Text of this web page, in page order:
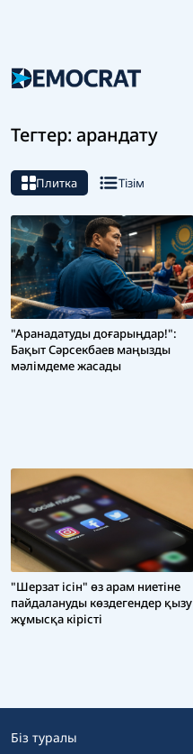
Тегтер: арандату
Плитка Тізім
"Аранадатуды доғарыңдар!":
Бақыт Сәрсекбаев маңызды
мәлімдеме жасады
"Шерзат ісін" өз арам ниетіне
пайдалануды көздегендер қызу
жұмысқа кірісті
Біз туралы